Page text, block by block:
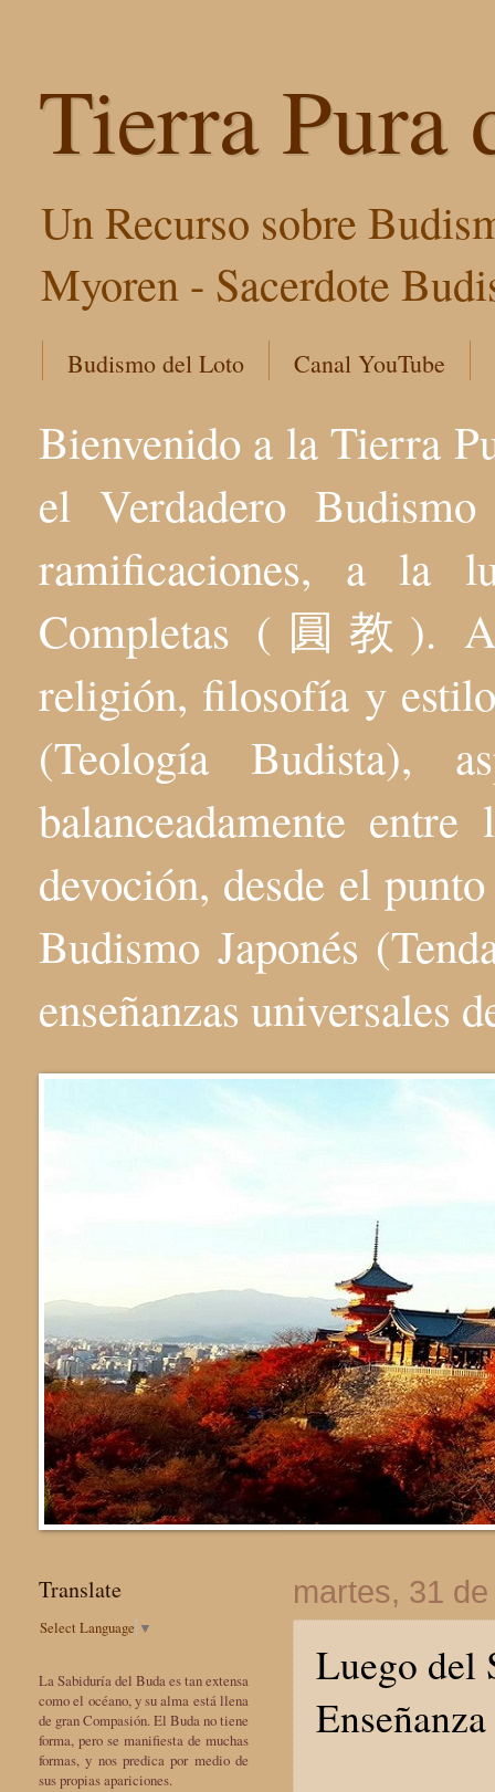
Tierra Pura
Un Recurso sobre
Myoren - Sacerdote
Budismo del Loto Canal YouTube
Bienvenido a la Tierra
el Verdadero
ramificaciones, a la
Completas (圓教).
religión, filosofía y
(Teología Budista),
balanceadamente
devoción, desde el
Budismo Japonés
enseñanzas universales
martes, 31
Luego del
Translate
Select Language ▼
La Sabiduría del Buda es tan extensa
como el océano, y su alma está llena
de gran Compasión. El Buda no tiene
forma, pero se manifiesta de muchas
formas, y nos predica por medio de
sus propias apariciones.